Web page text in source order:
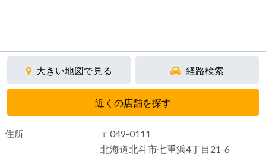
大きい地図で見る 経路検索
近くの店舗を探す
住所
〒049-0111
北海道北斗市七重浜4丁目21-6